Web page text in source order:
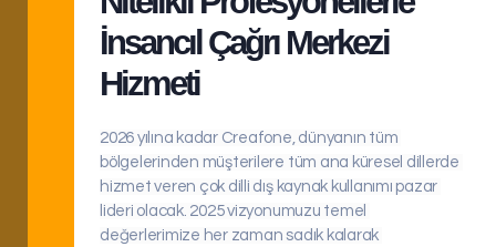
İnsancıl Çağrı Merkezi
Hizmeti
2026 yılına kadar Creafone, dünyanın tüm
bölgelerinden müşterilere tüm ana küresel dillerde
hizmet veren çok dilli dış kaynak kullanımı pazar
lideri olacak. 2025 vizyonumuzu temel
değerlerimize her zaman sadık kalarak